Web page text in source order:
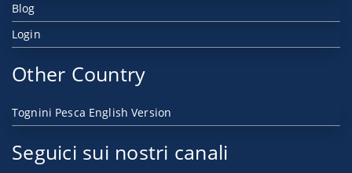
Blog
Login
Other Country
Tognini Pesca English Version
Seguici sui nostri canali